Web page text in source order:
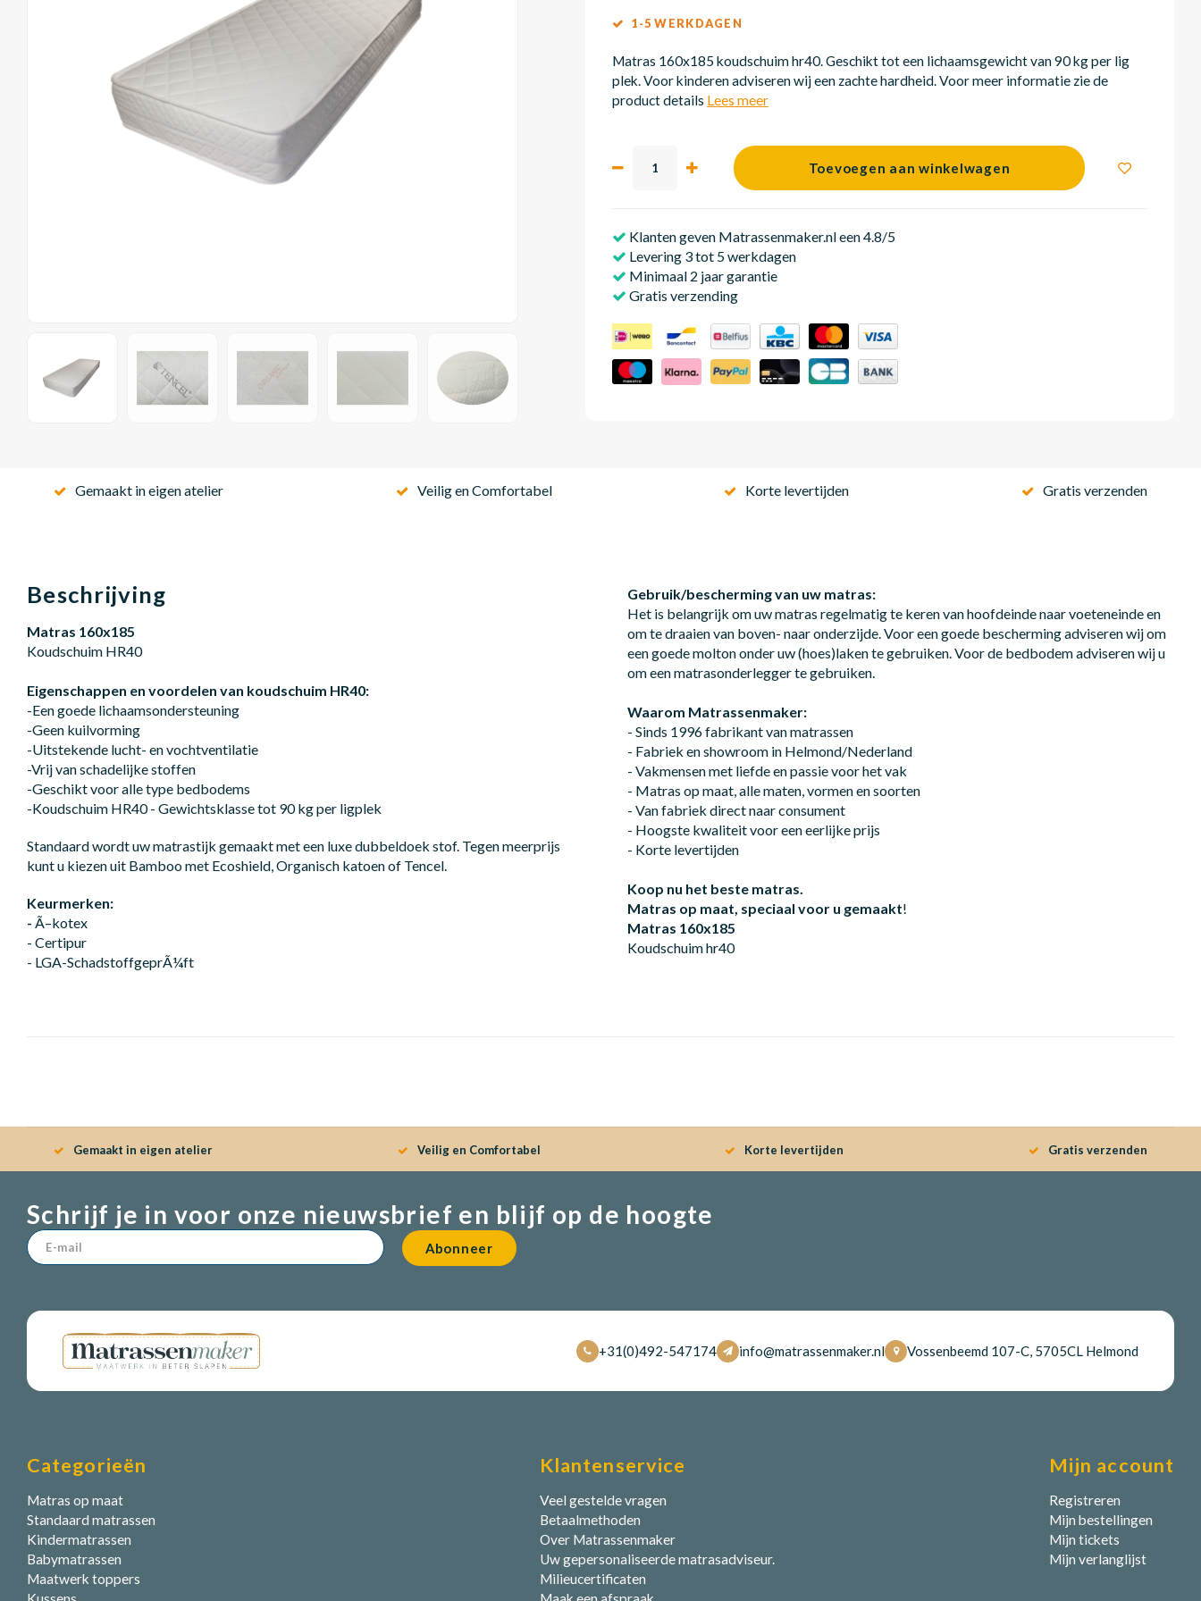
1-5 WERKDAGEN
Matras 160x185 koudschuim hr40. Geschikt tot een lichaamsgewicht van 90 kg per lig
plek. Voor kinderen adviseren wij een zachte hardheid. Voor meer informatie zie de
product details Lees meer
Toevoegen aan winkelwagen
Klanten geven Matrassenmaker.nl een 4.8/5
Levering 3 tot 5 werkdagen
Minimaal 2 jaar garantie
Gratis verzending
Gemaakt in eigen atelier Veilig en Comfortabel Korte levertijden Gratis verzenden
Beschrijving
Matras 160x185
Eigenschappen en voordelen van koudschuim HR40:
-Een goede lichaamsondersteuning
-Geen kuilvorming
-Uitstekende lucht- en vochtventilatie
-Vrij van schadelijke stoffen
-Geschikt voor alle type bedbodems
-Koudschuim HR40 - Gewichtsklasse tot 90 kg per ligplek
Standaard wordt uw matrastijk gemaakt met een luxe dubbeldoek stof. Tegen meerprijs
kunt u kiezen uit Bamboo met Ecoshield, Organisch katoen of Tencel.
Keurmerken:
- Ã–kotex
- Certipur
- LGA-SchadstoffgeprÃ¼ft
Gebruik/bescherming van uw matras:
Het is belangrijk om uw matras regelmatig te keren van hoofdeinde naar voeteneinde en
om te draaien van boven- naar onderzijde. Voor een goede bescherming adviseren wij om
een goede molton onder uw (hoes)laken te gebruiken. Voor de bedbodem adviseren wij u
om een matrasonderlegger te gebruiken.
Waarom Matrassenmaker:
- Sinds 1996 fabrikant van matrassen
- Fabriek en showroom in Helmond/Nederland
- Vakmensen met liefde en passie voor het vak
- Matras op maat, alle maten, vormen en soorten
- Van fabriek direct naar consument
- Hoogste kwaliteit voor een eerlijke prijs
- Korte levertijden
Koop nu het beste matras.
Matras op maat, speciaal voor u gemaakt!
Matras 160x185
Gemaakt in eigen atelier Veilig en Comfortabel Korte levertijden Gratis verzenden
Schrijf je in voor onze nieuwsbrief en blijf op de hoogte
Abonneer
+31(0)492-547174 info@matrassenmaker.nl Vossenbeemd 107-C, 5705CL Helmond
Categorieën
Matras op maat
Standaard matrassen
Kindermatrassen
Babymatrassen
Maatwerk toppers
Klantenservice
Veel gestelde vragen
Betaalmethoden
Over Matrassenmaker
Uw gepersonaliseerde matrasadviseur.
Milieucertificaten
Mijn account
Registreren
Mijn bestellingen
Mijn tickets
Mijn verlanglijst